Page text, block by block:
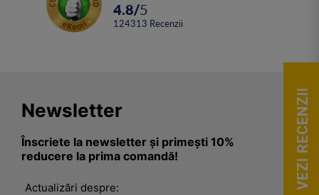
4.8/5
124313 Recenzii
Newsletter
Înscriete la newsletter și primești 10%
reducere la prima comandă!
Actualizări despre:
VEZI RECENZII